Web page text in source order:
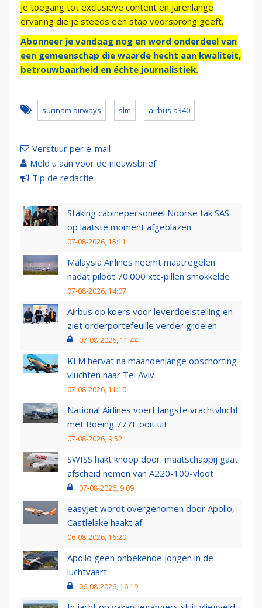
je toegang tot exclusieve content en jarenlange
ervaring die je steeds een stap voorsprong geeft.
Abonneer je vandaag nog en word onderdeel van
een gemeenschap die waarde hecht aan kwaliteit,
betrouwbaarheid en échte journalistiek.
surinam airways slm airbus a340
Verstuur per e-mail
Meld u aan voor de nieuwsbrief
Tip de redactie
Staking cabinepersoneel Noorse tak SAS
op laatste moment afgeblazen
07-08-2026, 15:11
Malaysia Airlines neemt maatregelen
nadat piloot 70.000 xtc-pillen smokkelde
07-08-2026, 14:07
Airbus op koers voor leverdoelstelling en
ziet orderportefeuille verder groeien
07-08-2026, 11:44
KLM hervat na maandenlange opschorting
vluchten naar Tel Aviv
07-08-2026, 11:10
National Airlines voert langste vrachtvlucht
met Boeing 777F ooit uit
07-08-2026, 9:52
SWISS hakt knoop door: maatschappij gaat
afscheid nemen van A220-100-vloot
07-08-2026, 9:09
easyJet wordt overgenomen door Apollo,
Castlelake haakt af
06-08-2026, 16:20
Apollo geen onbekende jongen in de
luchtvaart
06-08-2026, 16:19